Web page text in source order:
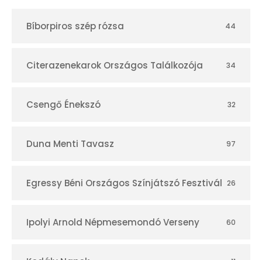
r
Bíborpiros szép rózsa 44
Citerazenekarok Országos Találkozója 34
Csengő Énekszó 32
Duna Menti Tavasz 97
Egressy Béni Országos Színjátszó Fesztivál 26
Ipolyi Arnold Népmesemondó Verseny 60